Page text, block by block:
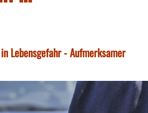
Lebensgefahr - Aufmerksamer